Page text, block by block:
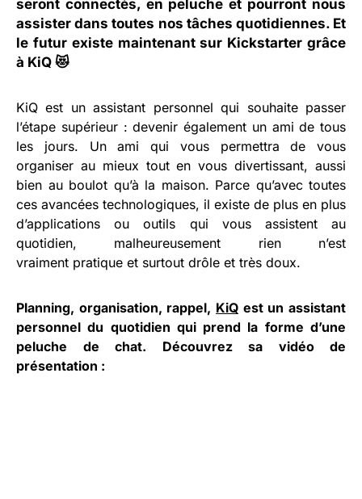
seront connectés, en peluche et pourront nous
assister dans toutes nos tâches quotidiennes. Et
le futur existe maintenant sur Kickstarter grâce
à KiQ 😻
KiQ est un assistant personnel qui souhaite passer
l’étape supérieur : devenir également un ami de tous
les jours. Un ami qui vous permettra de vous
organiser au mieux tout en vous divertissant, aussi
bien au boulot qu’à la maison. Parce qu’avec toutes
ces avancées technologiques, il existe de plus en plus
d’applications ou outils qui vous assistent au
quotidien, malheureusement rien n’est
vraiment pratique et surtout drôle et très doux.
Planning, organisation, rappel, KiQ est un assistant
personnel du quotidien qui prend la forme d’une
peluche de chat. Découvrez sa vidéo de
présentation :